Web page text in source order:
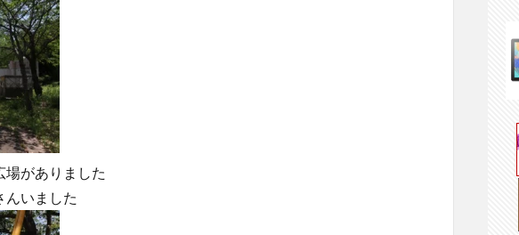
場がありました
んいました